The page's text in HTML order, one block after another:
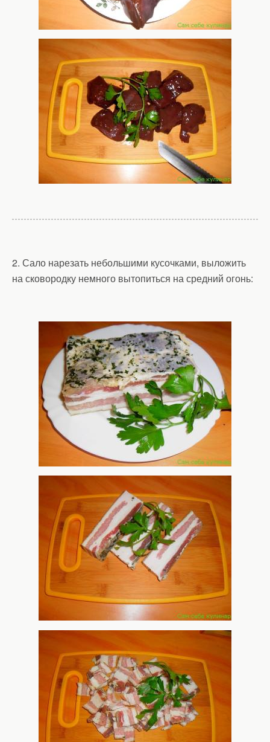
2. Сало нарезать небольшими кусочками, выложить
на сковородку немного вытопиться на средний огонь: